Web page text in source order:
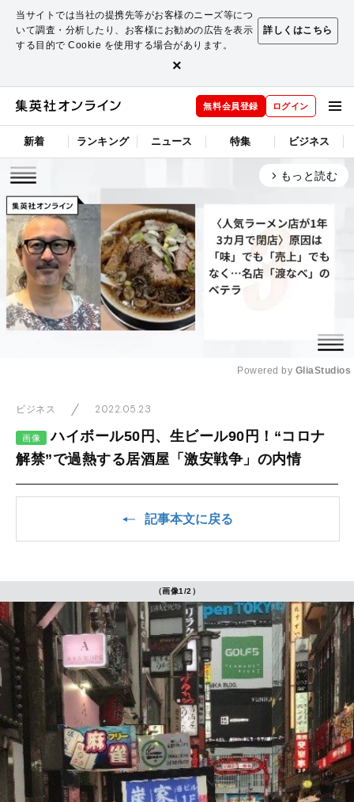
当サイトでは当社の提携先等がお客様のニーズ等につ
いて調査・分析したり、お客様にお勧めの広告を表示
する目的で Cookie を使用する場合があります。
詳しくはこちら
×
無料会員登録 ログイン
新着 ランキング ニュース 特集 ビジネス
arrow_forward_ios もっと読む
Powered by GliaStudios
ビジネス 2022.05.23
画像
ハイボール50円、生ビール90円！“コロナ
解禁”で過熱する居酒屋「激安戦争」の内情
記事本文に戻る
（画像1/2）